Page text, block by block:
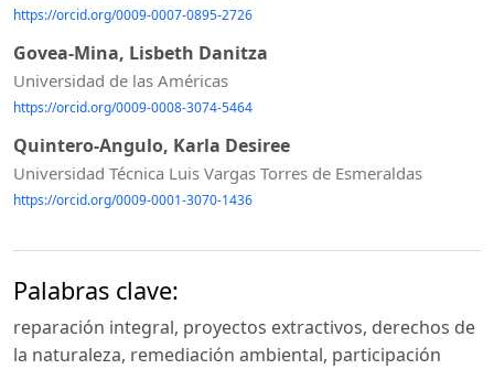
https://orcid.org/0009-0007-0895-2726
Govea-Mina, Lisbeth Danitza
Universidad de las Américas
https://orcid.org/0009-0008-3074-5464
Quintero-Angulo, Karla Desiree
Universidad Técnica Luis Vargas Torres de Esmeraldas
https://orcid.org/0009-0001-3070-1436
Palabras clave:
reparación integral, proyectos extractivos, derechos de
la naturaleza, remediación ambiental, participación